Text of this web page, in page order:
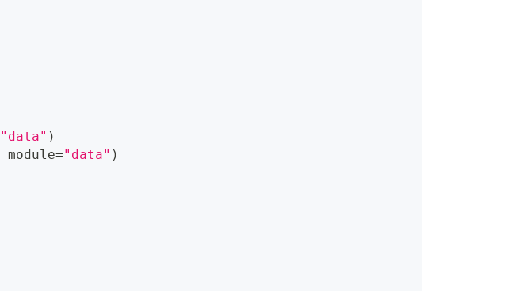
"data" )
module="data" )